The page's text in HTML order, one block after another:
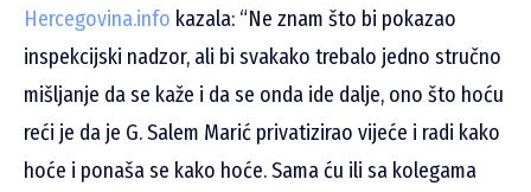
Hercegovina.info kazala: “Ne znam što bi pokazao
inspekcijski nadzor, ali bi svakako trebalo jedno stručno
mišljanje da se kaže i da se onda ide dalje, ono što hoću
reći je da je G. Salem Marić privatizirao vijeće i radi kako
hoće i ponaša se kako hoće. Sama ću ili sa kolegama